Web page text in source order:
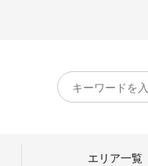
キ
ー
エリア一覧